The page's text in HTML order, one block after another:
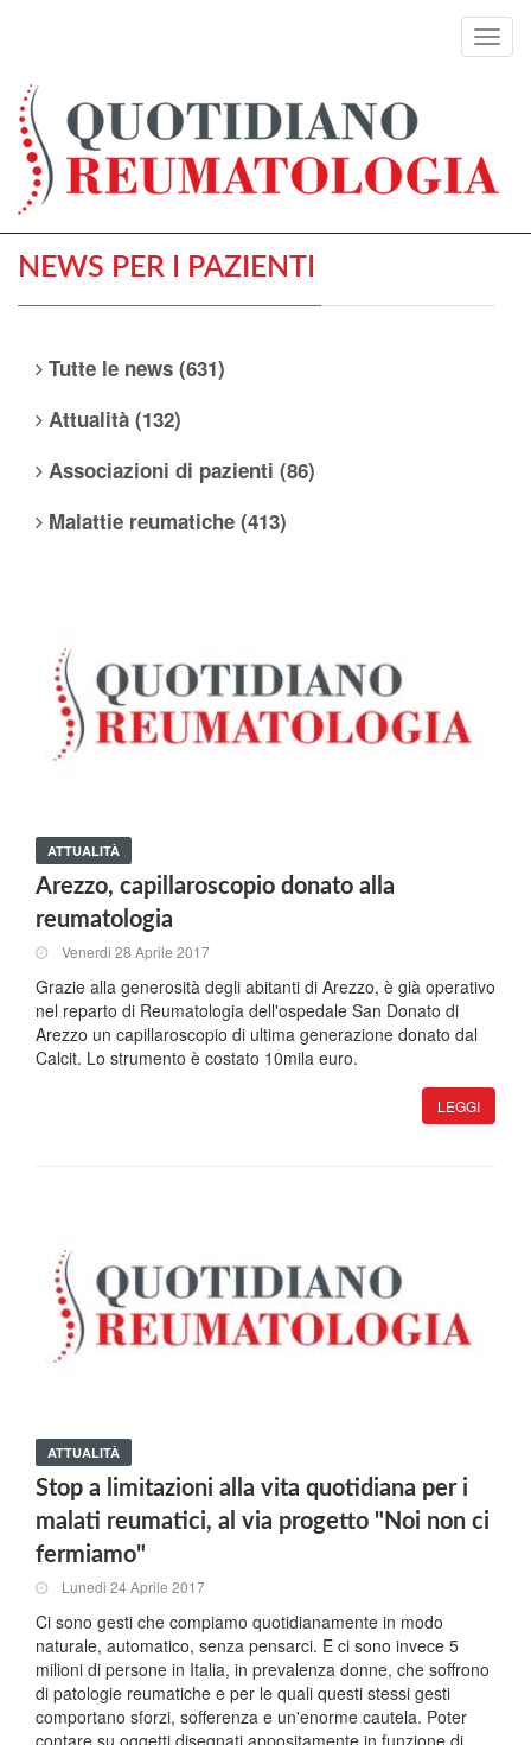
NEWS PER I PAZIENTI
Tutte le news (631)
Attualità (132)
Associazioni di pazienti (86)
Malattie reumatiche (413)
ATTUALITÀ
Arezzo, capillaroscopio donato alla
reumatologia
Venerdi 28 Aprile 2017
Grazie alla generosità degli abitanti di Arezzo, è già operativo
nel reparto di Reumatologia dell'ospedale San Donato di
Arezzo un capillaroscopio di ultima generazione donato dal
Calcit. Lo strumento è costato 10mila euro.
LEGGI
ATTUALITÀ
Stop a limitazioni alla vita quotidiana per i
malati reumatici, al via progetto "Noi non ci
fermiamo"
Lunedi 24 Aprile 2017
Ci sono gesti che compiamo quotidianamente in modo
naturale, automatico, senza pensarci. E ci sono invece 5
milioni di persone in Italia, in prevalenza donne, che soffrono
di patologie reumatiche e per le quali questi stessi gesti
comportano sforzi, sofferenza e un'enorme cautela. Poter
contare su oggetti disegnati appositamente in funzione di